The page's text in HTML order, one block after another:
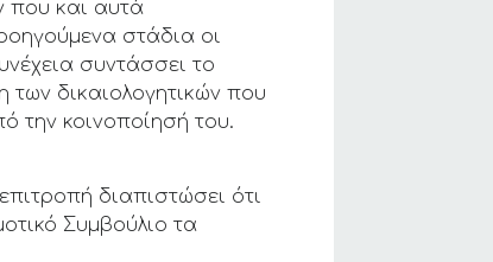
που και αυτά
στάδια οι
συντάσσει το
δικαιολογητικών που
την κοινοποίησή του.
διαπιστώσει ότι
Συμβούλιο τα